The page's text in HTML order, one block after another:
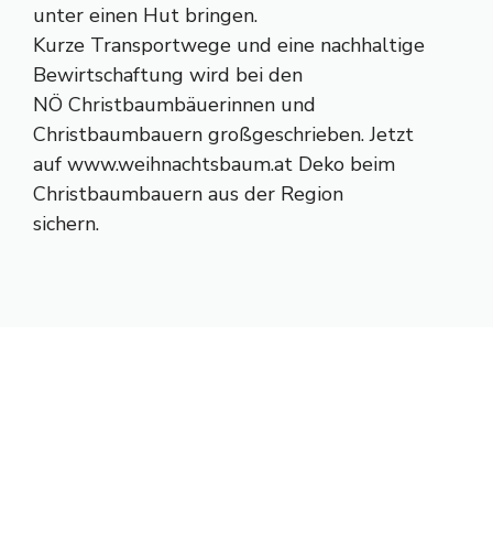
unter einen Hut bringen.
Kurze Transportwege und eine nachhaltige
Bewirtschaftung wird bei den
NÖ Christbaumbäuerinnen und
Christbaumbauern großgeschrieben. Jetzt
auf www.weihnachtsbaum.at Deko beim
Christbaumbauern aus der Region
sichern.